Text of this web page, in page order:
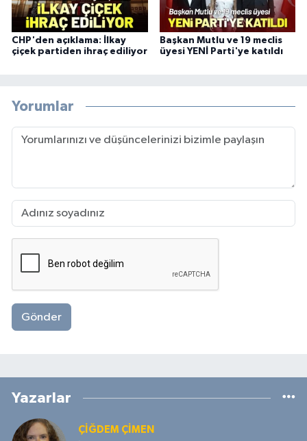
CHP'den açıklama: İlkay
çiçek partiden ihraç ediliyor
Başkan Mutlu ve 19 meclis
üyesi YENİ Parti'ye katıldı
Yorumlar
Gönder
Yazarlar
ÇIĞDEM ÇIMEN